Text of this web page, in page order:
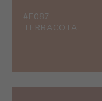
#E087
TERRACOTA